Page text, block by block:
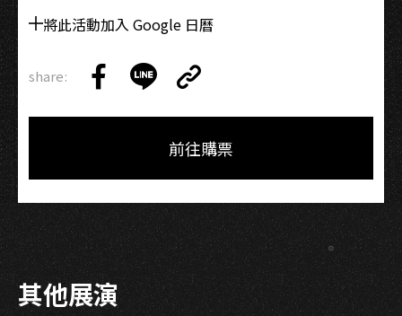
將此活動加入 Google 日曆
share:
on
on
Link
Copy
前往購票
其他展演